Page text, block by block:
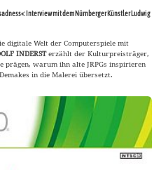
Interview mit dem Nürnberger Künstler Ludwig
digitale Welt der Computerspiele mit
INDERSTerzählt der Kulturpreisträger,
prägen, warum ihn alte JRPGs inspirieren
in die Malerei übersetzt.